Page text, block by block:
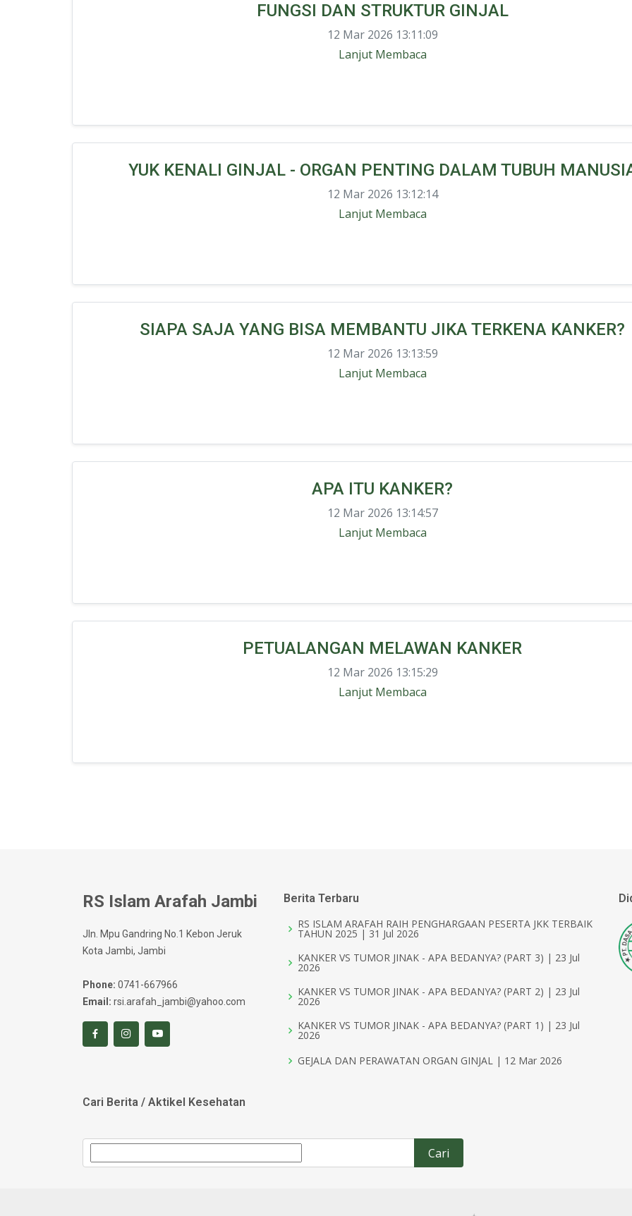
FUNGSI DAN STRUKTUR GINJAL
12 Mar 2026 13:11:09
Lanjut Membaca
YUK KENALI GINJAL - ORGAN PENTING DALAM TUBUH
12 Mar 2026 13:12:14
Lanjut Membaca
SIAPA SAJA YANG BISA MEMBANTU JIKA TERKENA KANKER?
12 Mar 2026 13:13:59
Lanjut Membaca
APA ITU KANKER?
12 Mar 2026 13:14:57
Lanjut Membaca
PETUALANGAN MELAWAN KANKER
12 Mar 2026 13:15:29
Lanjut Membaca
RS Islam Arafah Jambi
Jln. Mpu Gandring No.1 Kebon Jeruk
Kota Jambi, Jambi
Phone: 0741-667966
Email: rsi.arafah_jambi@yahoo.com
Berita Terbaru
RS ISLAM ARAFAH RAIH PENGHARGAAN PESERTA JKK TERBAIK
TAHUN 2025 | 31 Jul 2026
KANKER VS TUMOR JINAK - APA BEDANYA? (PART 3) | 23 Jul
2026
KANKER VS TUMOR JINAK - APA BEDANYA? (PART 2) | 23 Jul
2026
KANKER VS TUMOR JINAK - APA BEDANYA? (PART 1) | 23 Jul
2026
GEJALA DAN PERAWATAN ORGAN GINJAL | 12 Mar 2026
Cari Berita / Aktikel Kesehatan